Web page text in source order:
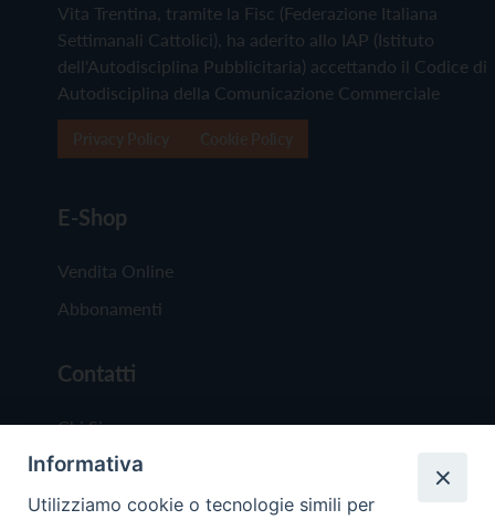
Vita Trentina, tramite la Fisc (Federazione Italiana
Settimanali Cattolici), ha aderito allo IAP (Istituto
dell'Autodisciplina Pubblicitaria) accettando il Codice di
Autodisciplina della Comunicazione Commerciale
E-Shop
Vendita Online
Abbonamenti
Contatti
Chi Siamo
Redazione
Scrivici
Informativa
Utilizziamo cookie o tecnologie simili per